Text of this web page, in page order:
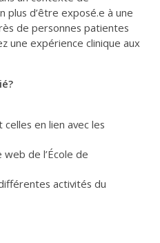
plus d’être exposé.e à une
de personnes patientes
une expérience clinique aux
en lien avec les
de l’École de
activités du